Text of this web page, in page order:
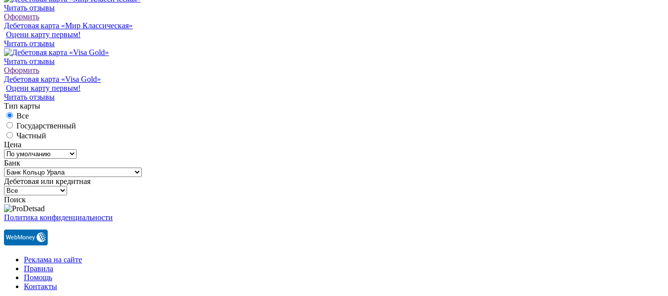
Читать отзывы
Оформить
Дебетовая карта «Мир Классическая»
Оцени карту первым!
Читать отзывы
Читать отзывы
Оформить
Дебетовая карта «Visa Gold»
Оцени карту первым!
Читать отзывы
Тип карты
Все
Государственный
Частный
Цена
Банк
Дебетовая или кредитная
Поиск
Политика конфиденциальности
Реклама на сайте
Правила
Помощь
Контакты